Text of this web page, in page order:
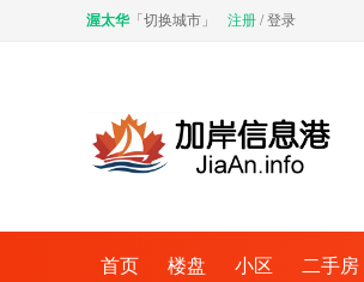
渥太华「 切换城市 」 注册 /登录
首页 楼盘 小区 二手房